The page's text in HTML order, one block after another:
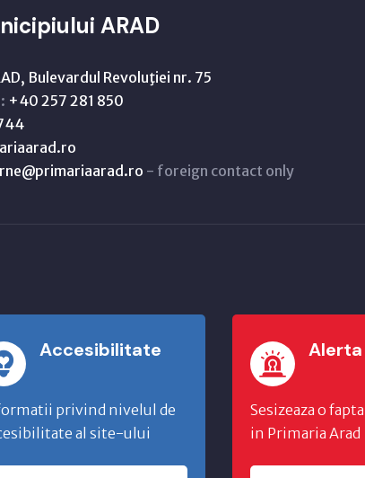
ARAD
Bulevardul Revoluţiei nr. 75
+40 257 281 850
- foreign contact only
Accesibilitate
privind nivelul de
al site-ului
Sesizeaza o
in Primaria Arad